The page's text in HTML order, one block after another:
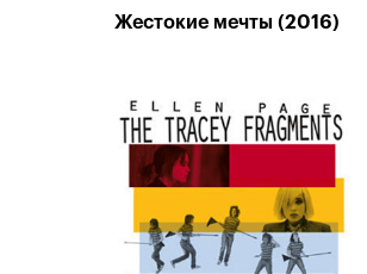
Жестокие мечты (2016)